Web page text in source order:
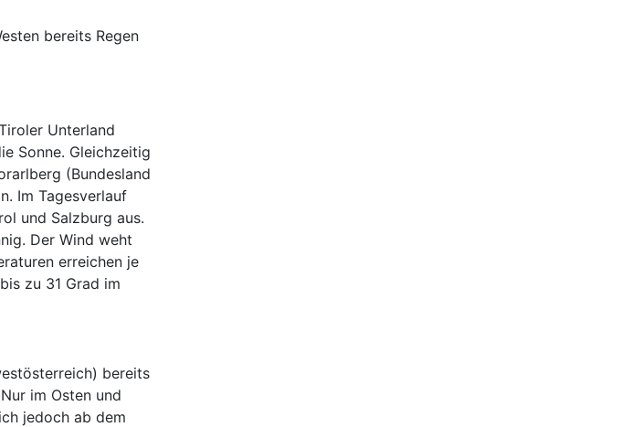
bereits Regen
Unterland
Sonne. Gleichzeitig
(Bundesland
Im Tagesverlauf
und Salzburg aus.
Der Wind weht
erreichen je
zu 31 Grad im
bereits
im Osten und
jedoch ab dem